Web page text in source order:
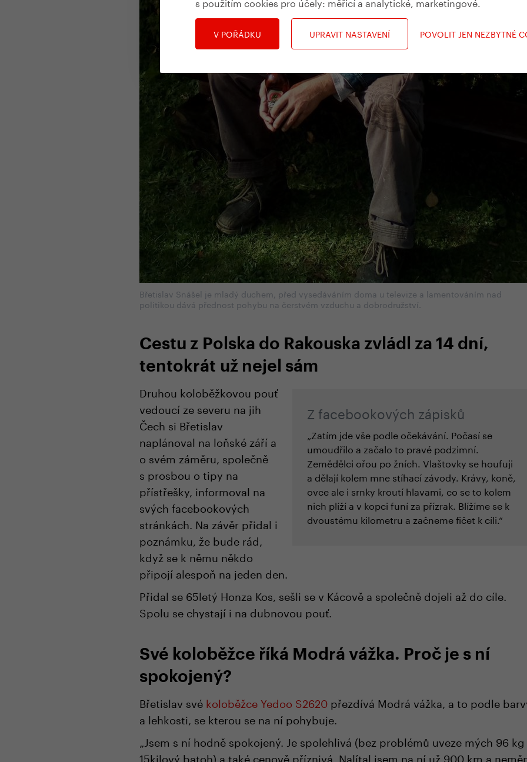
V POŘÁDKU UPRAVIT NASTAVENÍ POVOLIT JEN NEZBYTNÉ
Břetislav Snášel je mladý duchem, před vysedáváním doma u televize a lamentováním nad
politikou dává přednost pohybu na čerstvém vzduchu a dobrodružství.
Cestu z Polska do Rakouska zvládl za 14 dní,
tentokrát už nejel sám
Z facebookových zápisků
„Zatím jde vše podle očekávání. Počasí se
umoudřilo a začalo to pravé podzimní.
Zemědělci ořou po žních. Vlaštovky se houfuji
a dělají kolem mne stíhací závody. Krávy, koně,
ovce ale i srnky kroutí hlavami, co se to kolem
nich plíží a v kopci funí za přízrak. Blížíme se k
dvoustému kilometru a začneme fičet k cíli.“
Druhou koloběžkovou pouť
vedoucí ze severu na jih
Čech si Břetislav
naplánoval na loňské září a
o svém záměru, společně
s prosbou o tipy na
přístřešky, informoval na
svých facebookových
stránkách. Na závěr přidal i
poznámku, že bude rád,
když se k němu někdo
připojí alespoň na jeden den.
Přidal se 65letý Honza Kos, sešli se v Kácově a společně dojeli až do cíle.
Spolu se chystají i na dubnovou pouť.
Své koloběžce říká Modrá vážka. Proč je s ní
spokojený?
Břetislav své koloběžce Yedoo S2620 přezdívá Modrá vážka, a to podle
a lehkosti, se kterou se na ní pohybuje.
„Jsem s ní hodně spokojený. Je spolehlivá (bez problémů uveze mých 96
15kilový batoh) a také cenově příznivá. Nalítal jsem na ní už 900 km a